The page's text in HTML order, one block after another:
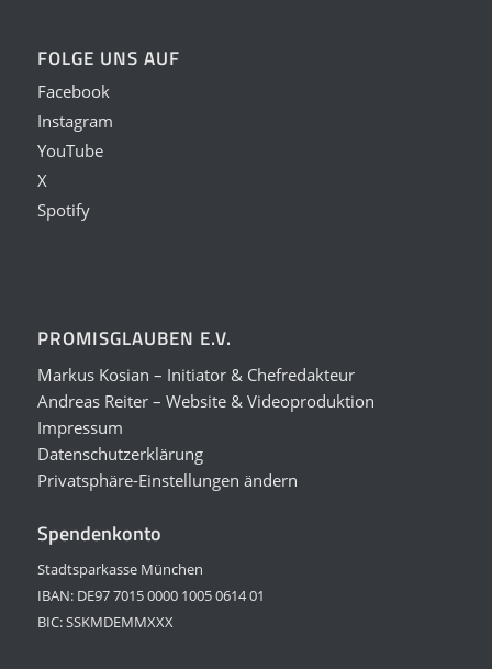
FOLGE UNS AUF
Facebook
Instagram
YouTube
X
Spotify
PROMISGLAUBEN E.V.
Markus Kosian – Initiator & Chefredakteur
Andreas Reiter – Website & Videoproduktion
Impressum
Datenschutzerklärung
Privatsphäre-Einstellungen ändern
Spendenkonto
Stadtsparkasse München
IBAN: DE97 7015 0000 1005 0614 01
BIC: SSKMDEMMXXX